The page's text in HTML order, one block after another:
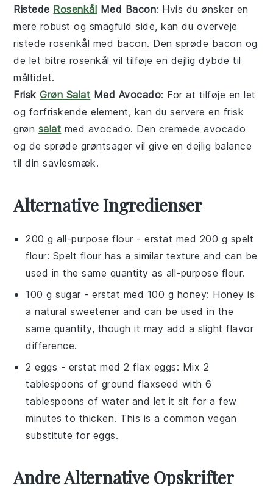
Ristede Rosenkål Med Bacon: Hvis du ønsker en
mere robust og smagfuld side, kan du overveje
ristede rosenkål med bacon. Den sprøde bacon og
de let bitre rosenkål vil tilføje en dejlig dybde til
måltidet.
FriskGrøn Salat Med Avocado: For at tilføje en let
og forfriskende element, kan du servere en frisk
grøn salat med avocado. Den cremedeavocado
og de sprøde grøntsager vil give en dejlig balance
til dinsavlesmæk.
Alternative Ingredienser
200 g all-purpose flour - erstat med 200 g spelt
flour: Spelt flour has a similar texture and can be
used in the same quantity as all-purpose flour.
100 g sugar - erstat med 100 g honey: Honey is
a natural sweetener and can be used in the
same quantity, though it may add a slight flavor
difference.
2 eggs - erstat med2 flax eggs: Mix 2
tablespoons of ground flaxseed with 6
tablespoons of water and let it sit for a few
minutes to thicken. This is a common vegan
substitute for eggs.
Andre Alternative Opskrifter